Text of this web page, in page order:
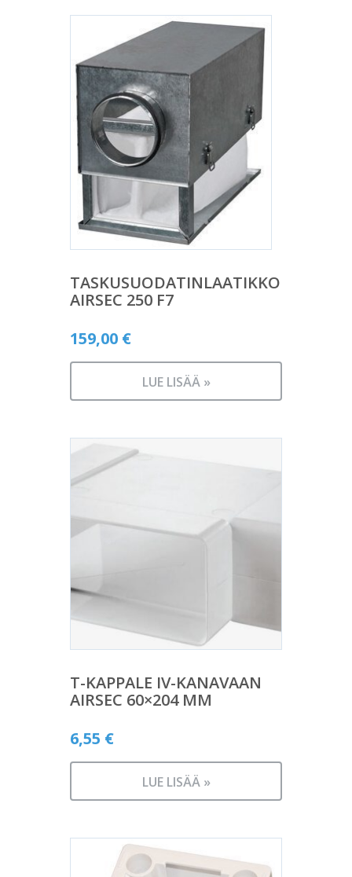
TASKUSUODATINLAATIKKO
AIRSEC 250 F7
159,00 €
LUE LISÄÄ »
T-KAPPALE IV-KANAVAAN
AIRSEC 60×204 MM
6,55 €
LUE LISÄÄ »